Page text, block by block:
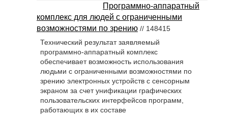
Программно-аппаратный
комплекс для людей с ограниченными
возможностями по зрению // 148415
Технический результат заявляемый
программно-аппаратный комплекс
обеспечивает возможность использования
людьми с ограниченными возможностями по
зрению электронных устройств с сенсорным
экраном за счет унификации графических
пользовательских интерфейсов программ,
работающих в их составе